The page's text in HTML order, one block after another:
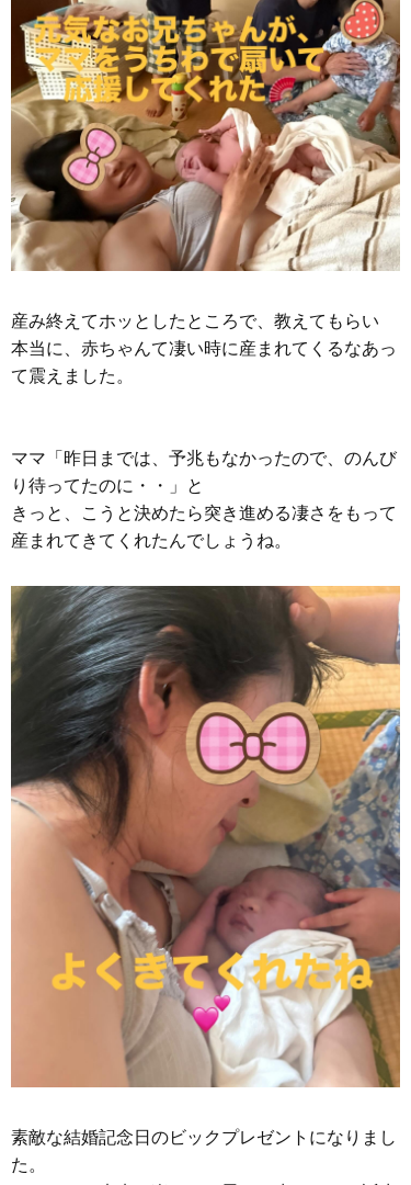
産み終えてホッとしたところで、教えてもらい
本当に、赤ちゃんて凄い時に産まれてくるなあっ
て震えました。
ママ「昨日までは、予兆もなかったので、のんび
り待ってたのに・・」と
きっと、こうと決めたら突き進める凄さをもって
産まれてきてくれたんでしょうね。
素敵な結婚記念日のビックプレゼントになりまし
た。